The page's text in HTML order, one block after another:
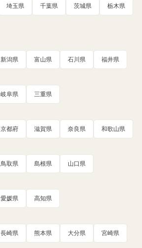
埼玉県 千葉県 茨城県 栃木県
新潟県 富山県 石川県 福井県
岐阜県 三重県
京都府 滋賀県 奈良県 和歌山県
鳥取県 島根県 山口県
愛媛県 高知県
長崎県 熊本県 大分県 宮崎県